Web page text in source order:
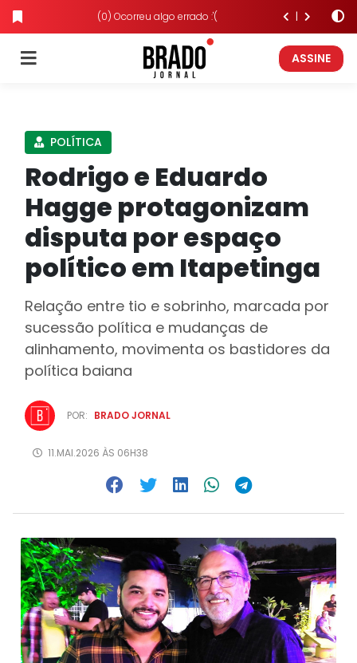
(0) Ocorreu algo errado :'(
ASSINE
POLÍTICA
Rodrigo e Eduardo
Hagge protagonizam
disputa por espaço
político em Itapetinga
Relação entre tio e sobrinho, marcada por
sucessão política e mudanças de
alinhamento, movimenta os bastidores da
política baiana
POR: BRADO JORNAL
11.MAI.2026 ÀS 06H38